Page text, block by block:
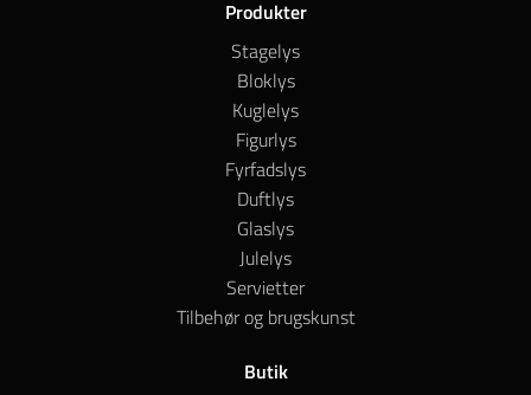
Produkter
Stagelys
Bloklys
Kuglelys
Figurlys
Fyrfadslys
Duftlys
Glaslys
Julelys
Servietter
Tilbehør og brugskunst
Butik